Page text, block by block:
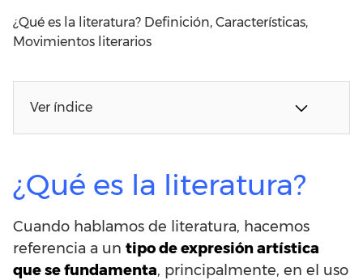
¿Qué es la literatura? Definición, Características,
Movimientos literarios
Ver índice
¿Qué es la literatura?
Cuando hablamos de literatura, hacemos
referencia a un tipo de expresión artística
que se fundamenta, principalmente, en el uso